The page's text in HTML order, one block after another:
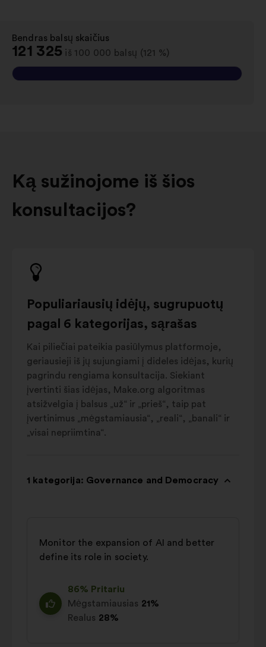
Bendras balsų skaičius
:
121 325 iš 100 000 balsų (121 %)
Ką sužinojome iš šios
konsultacijos?
Populiariausių idėjų, sugrupuotų
pagal 6 kategorijas, sąrašas
Kai piliečiai pateikia pasiūlymus platformoje,
geriausieji iš jų sujungiami į dideles idėjas, kurių
pagrindu rengiama konsultacija. Siekiant
įvertinti šias idėjas, Make.org algoritmas
atsižvelgia į balsus „už“ ir „prieš“, taip pat
įvertinimus „mėgstamiausia“, „reali“, „banali“ ir
„visai nepriimtina“.
1 kategorija: Governance and Democracy
Monitor the expansion of AI and better
define its role in society.
86% Pritariu
Mėgstamiausias 21%
Realus 28%